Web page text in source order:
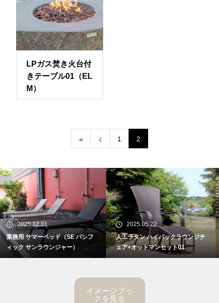
LPガス焚き火台付
きテーブル01（EL
M）
« 1 2
ッド（SE パシフ
ンジャー）
2025.05.22
人工ラタン ハイバックラウンジチ
ェア+オットマンセット01
アディロンダ
ラン02）
イメージブッ
クを見る